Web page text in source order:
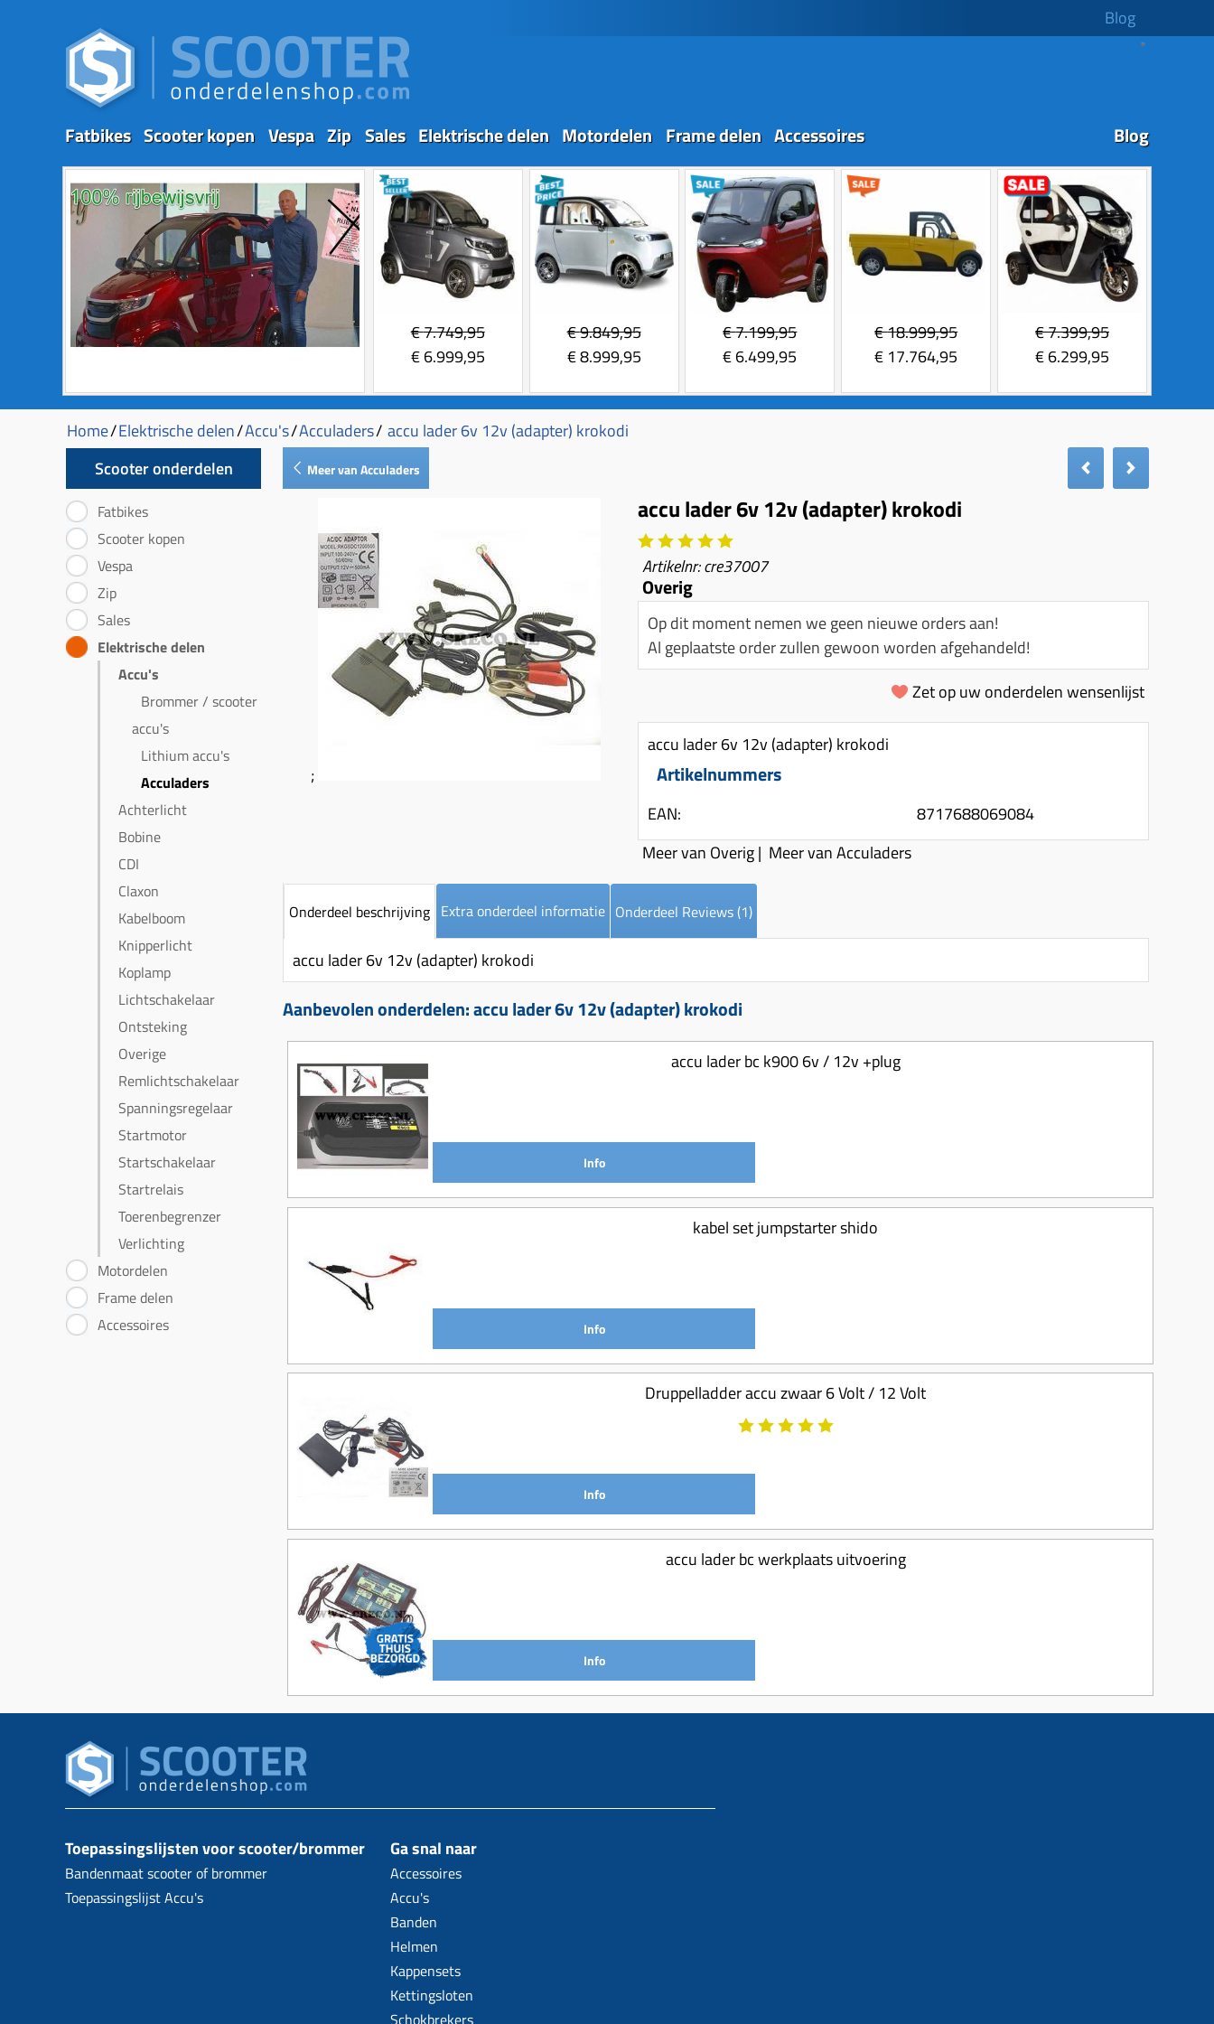
Blog
Fatbikes Scooter kopen Vespa Zip Sales Elektrische delen Motordelen Frame delen Accessoires Blog
€7.749,95
€6.999,95
€9.849,95
€8.999,95
€7.199,95
€6.499,95
€18.999,95
€ 17.764,95
€7.399,95
€6.299,95
Home/Elektrische delen/Accu's/Acculaders/ accu lader 6v 12v (adapter) krokodi
Scooter onderdelen
Fatbikes
Scooter kopen
Vespa
Zip
Sales
Elektrische delen
Accu's
Brommer / scooter
accu's
Lithium accu's
Acculaders
Achterlicht
Bobine
CDI
Claxon
Kabelboom
Knipperlicht
Koplamp
Lichtschakelaar
Ontsteking
Overige
Remlichtschakelaar
Spanningsregelaar
Startmotor
Startschakelaar
Startrelais
Toerenbegrenzer
Verlichting
Motordelen
Frame delen
Accessoires
Meer van Acculaders
;
accu lader 6v 12v (adapter) krokodi
Artikelnr:cre37007
Overig
Op dit moment nemen we geen nieuwe orders aan!
Al geplaatste order zullen gewoon worden afgehandeld!
Zet op uw onderdelen wensenlijst
accu lader 6v 12v (adapter) krokodi
Artikelnummers
EAN:
8717688069084
Meer van Overig| Meer van Acculaders
Onderdeel beschrijving Extra onderdeel informatie Onderdeel Reviews (1)
accu lader 6v 12v (adapter) krokodi
Aanbevolen onderdelen: accu lader 6v 12v (adapter) krokodi
accu lader bc k900 6v / 12v +plug
Info
kabel set jumpstarter shido
Info
Druppelladder accu zwaar 6 Volt / 12 Volt
Info
accu lader bc werkplaats uitvoering
Info
Toepassingslijsten voor scooter/brommer
Bandenmaat scooter of brommer
Toepassingslijst Accu's
Ga snal naar
Accessoires
Accu's
Banden
Helmen
Kappensets
Kettingsloten